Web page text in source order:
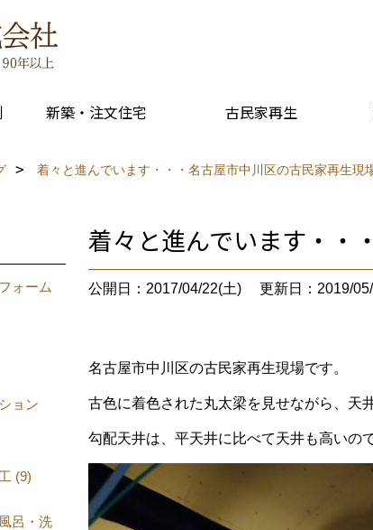
新築・注文住宅 古民家再生
着々と進んでいます・・・名古屋市中川区の古民家再生現
着々と進んでいます・・
公開日：2017/04/22(土) 更新日：2019/
名古屋市中川区の古民家再生現場です。
古色に着色された丸太梁を見せながら、天
勾配天井は、平天井に比べて天井も高いの
ォーム
ョン
(9)
呂・洗